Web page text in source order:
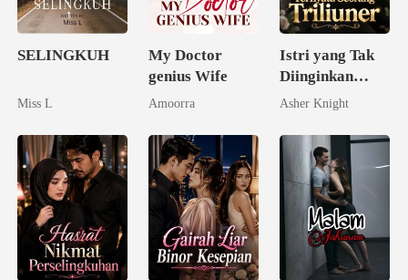
SELINGKUH
Miss L
My Doctor
genius Wife
Amoorra
Istri yang Tak
Diinginkan
Ternyata
Triliuner
Asher Knight